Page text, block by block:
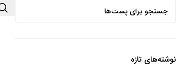
نوشته‌های تازه